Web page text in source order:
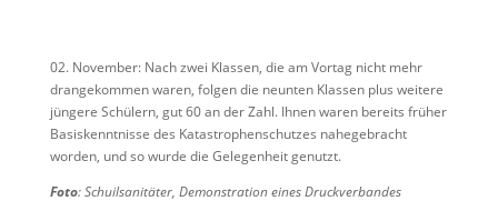
02. November: Nach zwei Klassen, die am Vortag nicht mehr
drangekommen waren, folgen die neunten Klassen plus weitere
jüngere Schülern, gut 60 an der Zahl. Ihnen waren bereits früher
Basiskenntnisse des Katastrophenschutzes nahegebracht
worden, und so wurde die Gelegenheit genutzt.
Foto: Schuilsanitäter, Demonstration eines Druckverbandes